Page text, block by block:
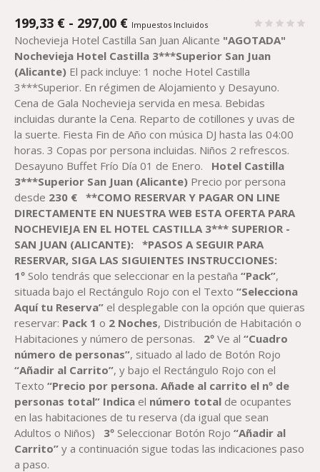
199,33 € - 297,00 €RANGO
DE
PRECIOS:
DESDE
199,33 €
HASTA
297,00 €
Impuestos Incluidos
Nochevieja Hotel Castilla San Juan Alicante "AGOTADA"
Nochevieja Hotel Castilla 3***Superior San Juan
(Alicante) El pack incluye: 1 noche Hotel Castilla
3***Superior. En régimen de Alojamiento y Desayuno.
Cena de Gala Nochevieja servida en mesa. Bebidas
incluidas durante la Cena. Reparto de cotillones y uvas de
la suerte. Fiesta Fin de Año con música DJ hasta las 04:00
horas. 3 Copas por persona incluidas. Niños 2 refrescos.
Desayuno Buffet Frío Día 01 de Enero. Hotel Castilla
3***Superior San Juan (Alicante) Precio por persona
desde 230 €
**COMO RESERVAR Y PAGAR ON LINE
DIRECTAMENTE EN NUESTRA WEB ESTA OFERTA PARA
NOCHEVIEJA EN EL HOTEL CASTILLA 3*** SUPERIOR -
SAN JUAN (ALICANTE):
*PASOS A SEGUIR PARA
RESERVAR, SIGA LAS SIGUIENTES INSTRUCCIONES:
1º Solo tendrás que seleccionar en la pestaña“Pack”,
situada bajo el Rectángulo Rojo con el Texto“Selecciona
Aquí tu Reserva” el desplegable con la opción que quieras
reservar: Pack 1 o 2 Noches, Distribución de Habitación o
Habitaciones y número de personas. 2º Ve al“Cuadro
número de personas”, situado al lado de Botón Rojo
“Añadir al Carrito”, y bajo el Rectángulo Rojo con el
Texto“Precio por persona. Añade al carrito el nº de
personas total” Indica el número total de ocupantes
en las habitaciones de tu reserva (da igual que sean
Adultos o Niños) 3º Seleccionar Botón Rojo“Añadir al
Carrito” y a continuación sigue todas las indicaciones paso
a paso.